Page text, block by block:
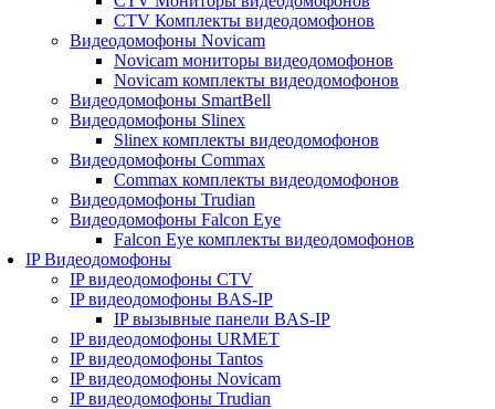
CTV Комплекты видеодомофонов
Видеодомофоны Novicam
Novicam мониторы видеодомофонов
Novicam комплекты видеодомофонов
Видеодомофоны SmartBell
Видеодомофоны Slinex
Slinex комплекты видеодомофонов
Видеодомофоны Commax
Commax комплекты видеодомофонов
Видеодомофоны Trudian
Видеодомофоны Falcon Eye
Falcon Eye комплекты видеодомофонов
IP Видеодомофоны
IP видеодомофоны CTV
IP видеодомофоны BAS-IP
IP вызывные панели BAS-IP
IP видеодомофоны URMET
IP видеодомофоны Tantos
IP видеодомофоны Novicam
IP видеодомофоны Trudian